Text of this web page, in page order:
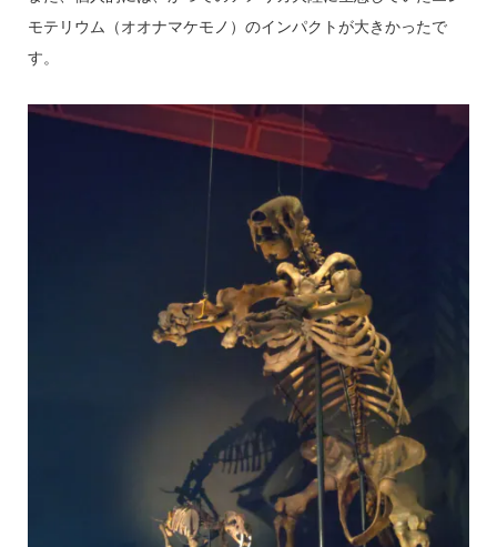
モテリウム（オオナマケモノ）のインパクトが大きかったで
す。